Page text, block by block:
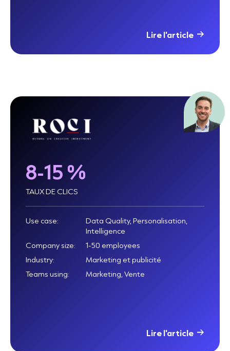
Lire l'article
8-15 %
TAUX DE CLICS
Use case:
Data Quality, Personalisation,
Intelligence
Company size:
1-50 employees
Industry:
Marketing et publicité
Teams using:
Marketing, Vente
Lire l'article